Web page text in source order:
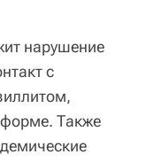
нарушение
с
Также